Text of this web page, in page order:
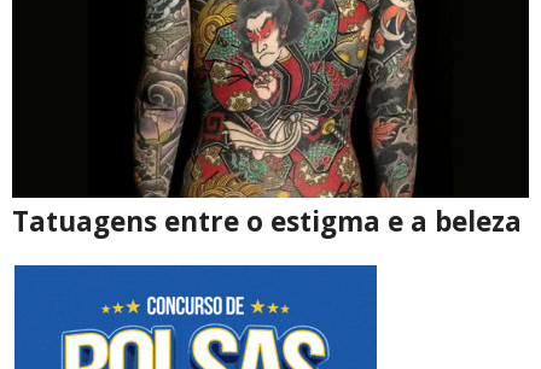
Tatuagens entre o estigma e a beleza